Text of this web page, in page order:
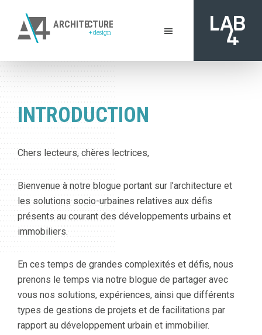
main
+design
ARCHITECTURE
Architecture
+
Design
|
Gatineau
l'inspiration
à
la
réalisation
INTRODUCTION
Chers lecteurs, chères lectrices,
Bienvenue à notre blogue portant sur l’architecture et
les solutions socio-urbaines relatives aux défis
présents au courant des développements urbains et
immobiliers.
En ces temps de grandes complexités et défis, nous
prenons le temps via notre blogue de partager avec
vous nos solutions, expériences, ainsi que différents
types de gestions de projets et de facilitations par
rapport au développement urbain et immobilier.